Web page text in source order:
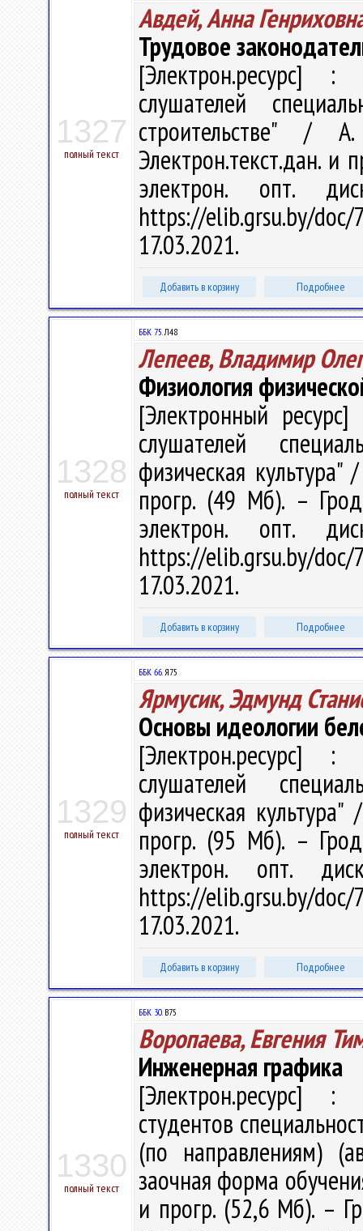
1327
полный текст
Авдей, Анна
Трудовое
[Электрон.ресурс] :
слушателей
строительстве"
Электрон.текст.дан. и
электрон. опт.
https://elib.grsu.by/
17.03.2021.
Добавить в корзину Подробнее
1328
полный текст
ББК 75.Л48
Лепеев, Владимир
Физиология
[Электронный
слушателей
физическая
прогр. (49 Мб). –
электрон. опт.
https://elib.grsu.by/
17.03.2021.
Добавить в корзину Подробнее
1329
полный текст
ББК 66.Я75
Ярмусик, Эдмунд
Основы идеологии
[Электрон.ресурс] :
слушателей
физическая
прогр. (95 Мб). –
электрон. опт.
https://elib.grsu.by/
17.03.2021.
Добавить в корзину Подробнее
1330
полный текст
ББК 30.В75
Воропаева, Евгения
Инженерная графика
[Электрон.ресурс] :
студентов
(по направлениям)
заочная форма
и прогр. (52,6 Мб). –